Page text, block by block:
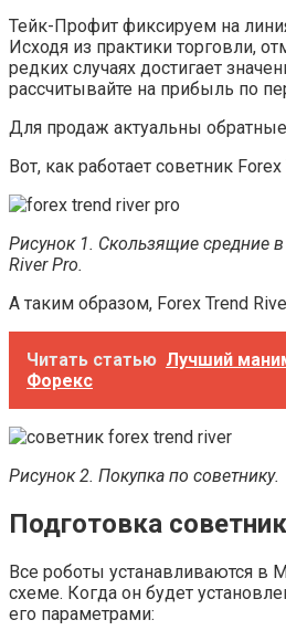
Тейк-Профит фиксируем на
Исходя из практики торговли,
редких случаях достигает
рассчитывайте на прибыль по
Для продаж актуальны
Вот, как работает советник
Рисунок 1. Скользящие средние
River Pro.
А таким образом, Forex Trend
Читать статью Лучший
Форекс
Рисунок 2. Покупка по советнику.
Подготовка
Все роботы устанавливаются в
схеме. Когда он будет
его параметрами: